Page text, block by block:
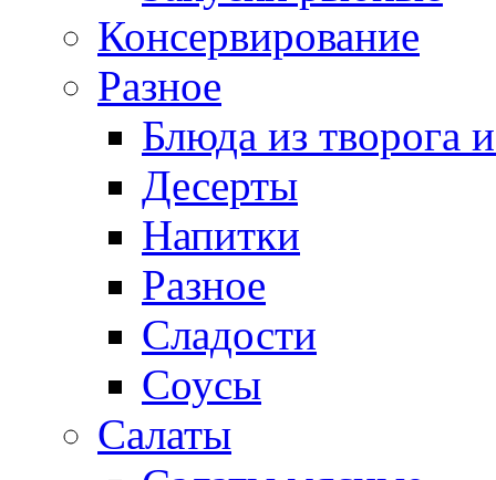
Консервирование
Разное
Блюда из творога
Десерты
Напитки
Разное
Сладости
Соусы
Салаты